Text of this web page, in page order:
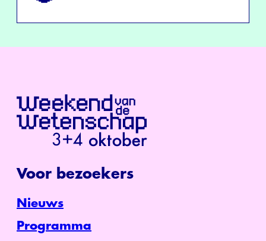
Voor bezoekers
Nieuws
Programma